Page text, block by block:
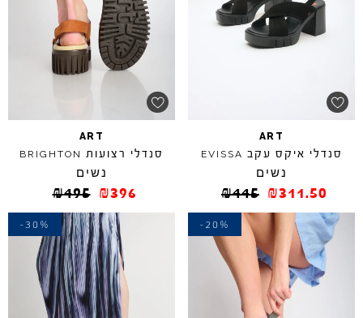
ART
סנדלי איקס עקב EVISSA
נשים
₪445 ₪311.50
ART
סנדלי רצועות BRIGHTON
נשים
₪495 ₪396
-20%
-30%